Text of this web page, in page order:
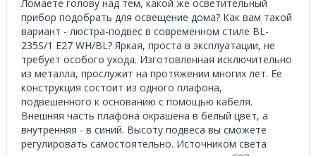
Ломаете голову над тем, какой же осветительный
прибор подобрать для освещение дома? Как вам такой
вариант - люстра-подвес в современном стиле BL-
235S/1 E27 WH/BL? Яркая, проста в эксплуатации, не
требует особого ухода. Изготовленная исключительно
из металла, прослужит на протяжении многих лет. Ее
конструкция состоит из одного плафона,
подвешенного к основанию с помощью кабеля.
Внешняя часть плафона окрашена в белый цвет, а
внутренняя - в синий. Высоту подвеса вы сможете
регулировать самостоятельно. Источником света